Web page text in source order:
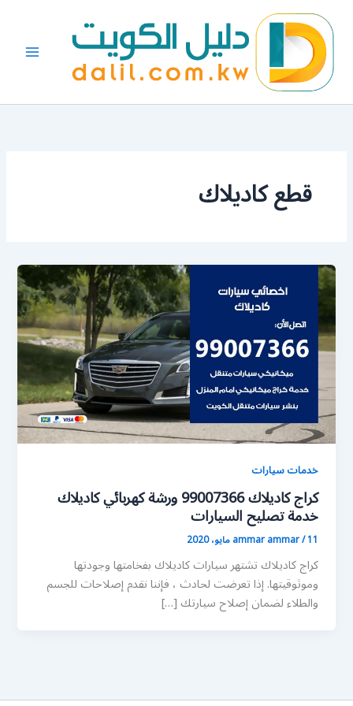
المحتوى
قطع كاديلاك
خدمات سيارات
كراج كاديلاك 99007366 ورشة كهربائي كاديلاك
خدمة تصليح السيارات
ammar ammar/11 مايو، 2020
كراج كاديلاك تشتهر سيارات كاديلاك بفخامتها وجودتها
وموثوقيتها. إذا تعرضت لحادث ، فإننا نقدم إصلاحات للجسم
والطلاء لضمان إصلاح سيارتك […]